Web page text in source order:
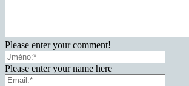
Please enter your comment!
Please enter your name here